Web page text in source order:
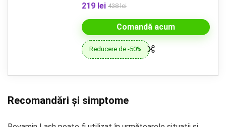
219 lei 438 lei
Comandă acum
Reducere de -50%
Recomandări și simptome